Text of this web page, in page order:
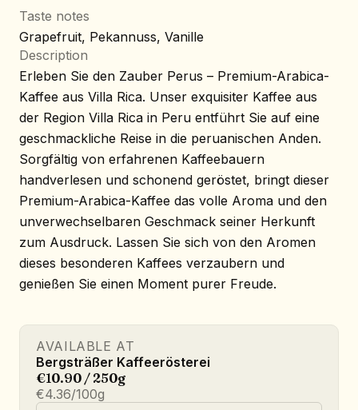
Taste notes
Grapefruit, Pekannuss, Vanille
Description
Erleben Sie den Zauber Perus – Premium-Arabica-
Kaffee aus Villa Rica. Unser exquisiter Kaffee aus
der Region Villa Rica in Peru entführt Sie auf eine
geschmackliche Reise in die peruanischen Anden.
Sorgfältig von erfahrenen Kaffeebauern
handverlesen und schonend geröstet, bringt dieser
Premium-Arabica-Kaffee das volle Aroma und den
unverwechselbaren Geschmack seiner Herkunft
zum Ausdruck. Lassen Sie sich von den Aromen
dieses besonderen Kaffees verzaubern und
genießen Sie einen Moment purer Freude.
AVAILABLE AT
Bergsträßer Kaffeerösterei
€10.90 / 250g
€4.36/100g